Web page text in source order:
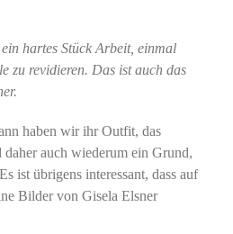
ein hartes Stück Arbeit, einmal
zu revidieren. Das ist auch das
haben wir ihr Outfit, das
auch wiederum ein Grund,
ist übrigens interessant, dass auf
Bilder von Gisela Elsner